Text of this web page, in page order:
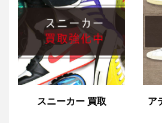
スニーカー 買取
ア